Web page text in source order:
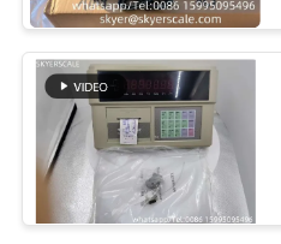
DEMANDEZ
UN DEVIS
PLAN
DU